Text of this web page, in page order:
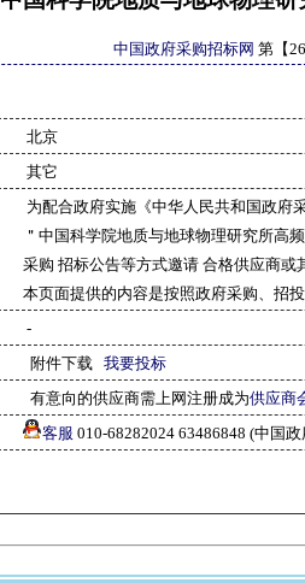
中国政府采购招标网 第【
北京
其它
为配合政府实施《中华人民共和国政府
＂中国科学院地质与地球物理研究所高
采购 招标公告等方式邀请 合格供应商
本页面提供的内容是按照政府采购、招
-
附件下载 我要投标
有意向的供应商需上网注册成为供应商
客服 010-68282024 63486848 (中国